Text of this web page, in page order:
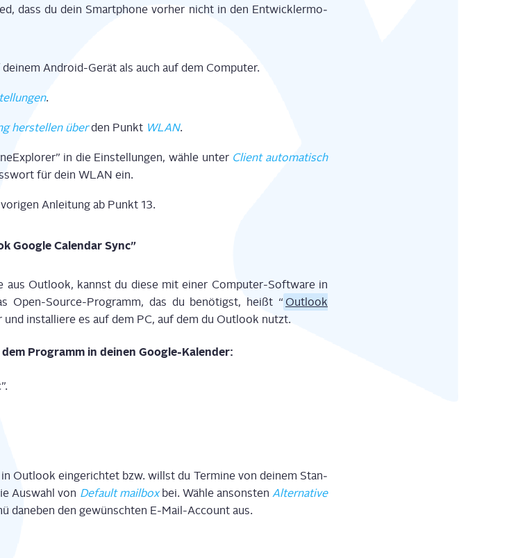
dass du dein Smart­phone vor­her nicht in den Ent­wick­ler­mo­
Android-Gerät als auch auf dem Computer.
.
her­stel­len überden Punkt WLAN.
in die Ein­stel­lun­gen, wäh­le unter Cli­ent auto­ma­tisch
für dein WLAN ein.
Anlei­tung ab Punkt 13.
Goog­le Calen­dar Sync”
aus Out­look, kannst du die­se mit einer Com­pu­ter-Soft­ware in
Open-Source-Pro­gramm, das du benö­tigst, heißt “ Out­look
und instal­lie­re es auf dem PC, auf dem du Out­look nutzt.
Pro­gramm in dei­nen Google-Kalender:
Out­look ein­ge­rich­tet bzw. willst du Ter­mi­ne von dei­nem Stan­
Aus­wahl von Default mail­boxbei. Wäh­le ansons­ten Alter­na­ti­ve
dane­ben den gewünsch­ten E‑Mail-Account aus.